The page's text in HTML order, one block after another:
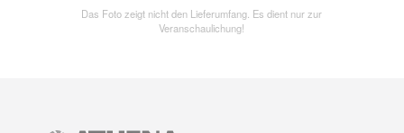
Das Foto zeigt nicht den Lieferumfang. Es dient nur zur
Veranschaulichung!